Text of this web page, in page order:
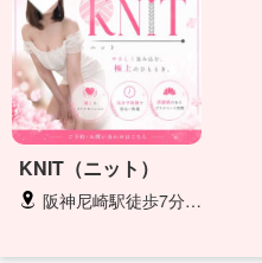
KNIT（ニット）
阪神尼崎駅徒歩7分・JR尼崎駅から徒歩3分